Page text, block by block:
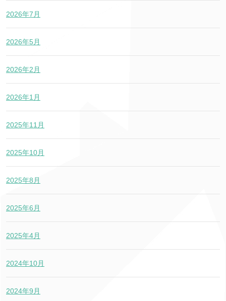
2026年7月
2026年5月
2026年2月
2026年1月
2025年11月
2025年10月
2025年8月
2025年6月
2025年4月
2024年10月
2024年9月